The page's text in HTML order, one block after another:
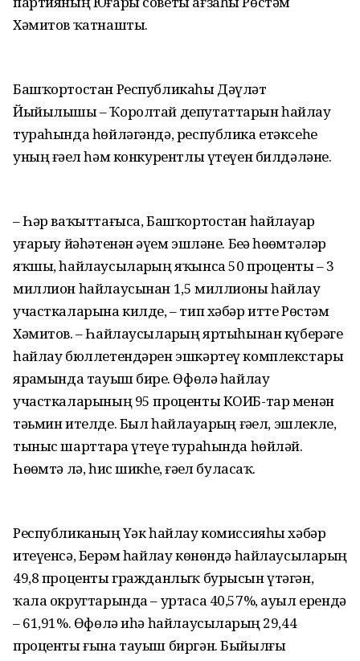
Хәмитов ҡатнашты.
Башҡортостан Республикаһы Дәүләт
Йыйылышы – Ҡоролтай депутаттарын һайлау
тураһында һөйләгәндә, республика етәксеһе
уның ғәҙел һәм конкурентлы үтеүен билдәләне.
– Һәр ваҡыттағыса, Башҡорт­остан һайлауҙар
уҙғарыу йәһәтенән әүҙем эшләне. Беҙҙә һөҙөмтәләр
яҡшы, һайлаусыларҙың яҡынса 50 проценты – 3
миллион һайлаусынан 1,5 миллионы һайлау
участкаларына килде, – тип хәбәр итте Рөстәм
Хәмитов. – Һайлаусыларҙың яртыһынан күберәге
һайлау бюллетендәрен эшкәртеү комплекстары
ярҙамында тауыш бирҙе. Өфөлә һайлау
участкаларының 95 проценты КОИБ-тар менән
тәьмин ителде. Был һайлау­ҙарҙың ғәҙел, эшлекле,
тыныс шарттарҙа үтеүе тураһында һөйләй.
Һөҙөмтә лә, һис шикһеҙ, ғәҙел буласаҡ.
Республиканың Үҙәк һайлау комиссияһы хәбәр
итеүенсә, Берҙәм һайлау көнөндә һайлаусыларҙың
49,8 проценты гражданлыҡ бурысын үтәгән,
ҡала округтарында – уртаса 40,57%, ауыл ерендә
– 61,91%. Өфөлә иһә һайлаусылар­ҙың 29,44
проценты ғына тауыш биргән. Быйылғы